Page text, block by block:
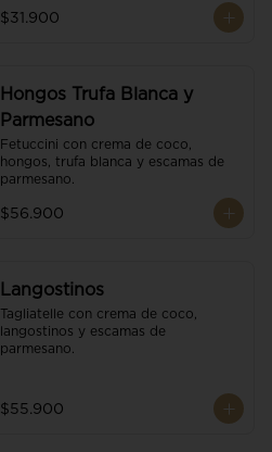
$31.900
Hongos Trufa Blanca y
Parmesano
Fetuccini con crema de coco,
hongos, trufa blanca y escamas de
parmesano.
$56.900
Langostinos
Tagliatelle con crema de coco,
langostinos y escamas de
parmesano.
$55.900